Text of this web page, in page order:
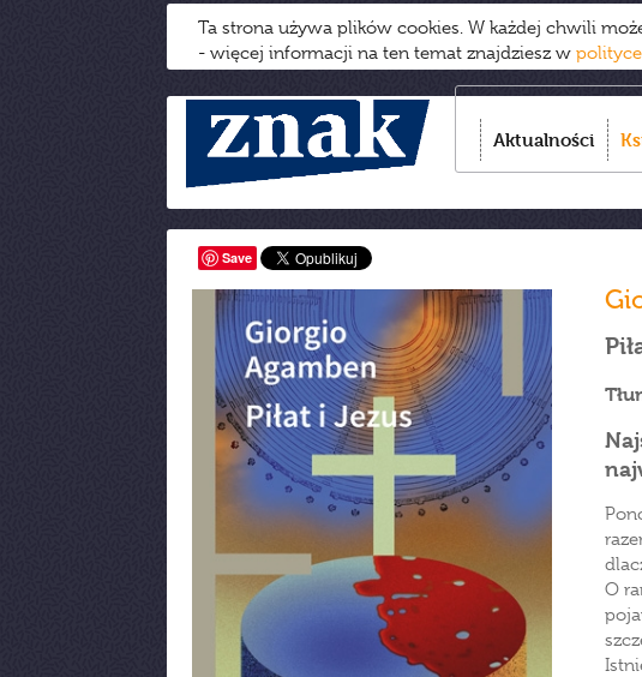
Ta strona używa plików cookies. W każdej chwili
- więcej informacji na ten temat znajdziesz w
Aktualności
Save
O